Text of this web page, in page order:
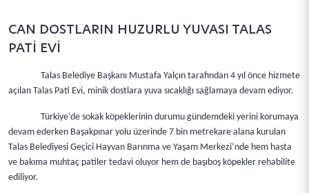
CAN DOSTLARIN HUZURLU YUVASI TALAS
PATİ EVİ
Talas Belediye Başkanı Mustafa Yalçın tarafından 4 yıl önce hizmete
açılan Talas Pati Evi, minik dostlara yuva sıcaklığı sağlamaya devam ediyor.
Türkiye’de sokak köpeklerinin durumu gündemdeki yerini korumaya
devam ederken Başakpınar yolu üzerinde 7 bin metrekare alana kurulan
Talas Belediyesi Geçici Hayvan Barınma ve Yaşam Merkezi’nde hem hasta
ve bakıma muhtaç patiler tedavi oluyor hem de başıboş köpekler rehabilite
ediliyor.